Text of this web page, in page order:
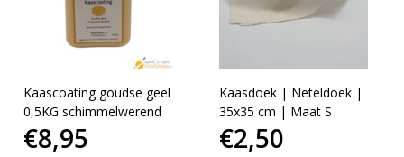
Kaascoating goudse geel
0,5KG schimmelwerend
€8,95
Kaasdoek | Neteldoek |
35x35 cm | Maat S
€2,50